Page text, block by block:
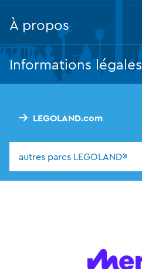
LEGOLAND.com
autres parcs LEGOLAND®
À propos
Informations légales